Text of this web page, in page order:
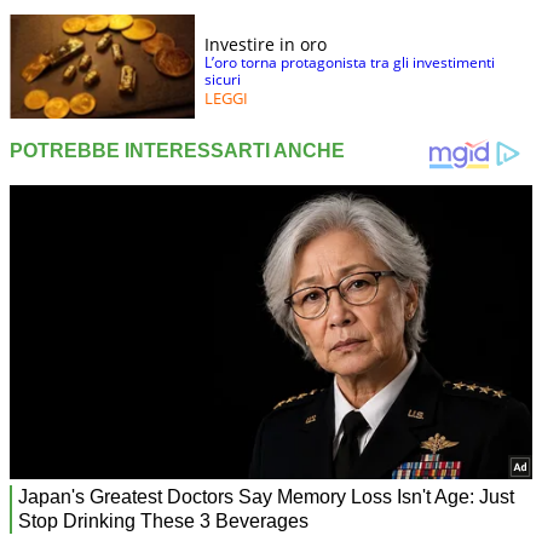
Investire in oro
L’oro torna protagonista tra gli investimenti
sicuri
LEGGI